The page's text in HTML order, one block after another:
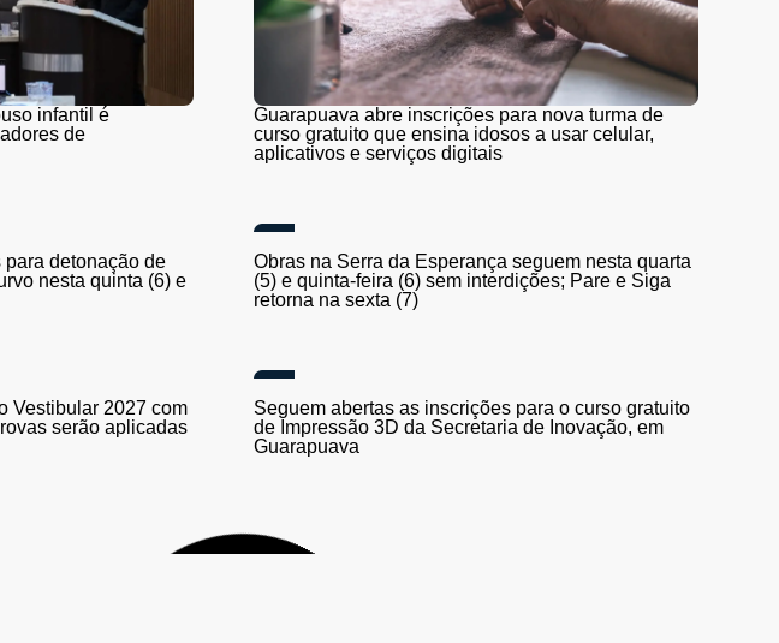
infantil é
de
Guarapuava abre inscrições para nova turma de
curso gratuito que ensina idosos a usar celular,
aplicativos e serviços digitais
nesta quinta (6) e